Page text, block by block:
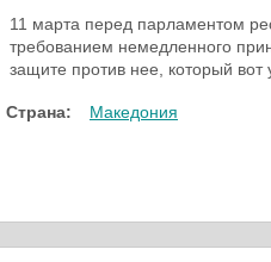
11 марта перед парламентом
требованием немедленного
защите против нее, который
Страна: Македония